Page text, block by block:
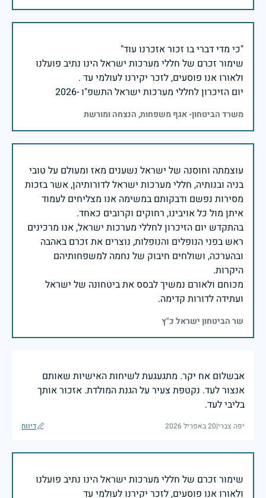
שימור זכרם של חללי מערכות ישראל הינו נתיב פועלנו
יום הזיכרון לחללי מערכות ישראל התשפ"ו -2026
משרד הביטחון- אגף משפחות, הנצחה ומורשת
עוצמתה וחוסנה של ישראל נשענים מאז ומעולם על טובי
בניה ובנותיה, חללי מערכות ישראל לדורותיהן, אשר בזכות
מסירות נפשם ודבקותם במשימה אנו מצליחים לעמוד
בהתקדש יום הזיכרון לחללי מערכות ישראל, אנו מרכינים
ראש בפני הנופלים והנופלות, נוצרים את זכרם באהבה
ובהערכה, ושולחים חיבוק של נחמה למשפחותיהם
מכוחם ולאורם נמשיך לבסס את ביטחונה של ישראל
ועתידה לדורות קדימה.
שר הביטחון ישראל כ"ץ
אבשלום אח יקר. מתגעגעת לשיחות האישיות שאותם
אנצור לעד. נקטפת צעיר על הגנת המולדת. אזכור אותך
בליבי לעד.
יפה צברי|20 באפריל 2026 דיווח
שימור זכרם של חללי מערכות ישראל הינו נתיב פועלנו